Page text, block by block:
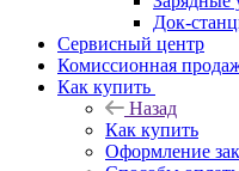
Док-
Сервисный центр
Комиссионная
Как купить
Назад
Как купить
Оформление